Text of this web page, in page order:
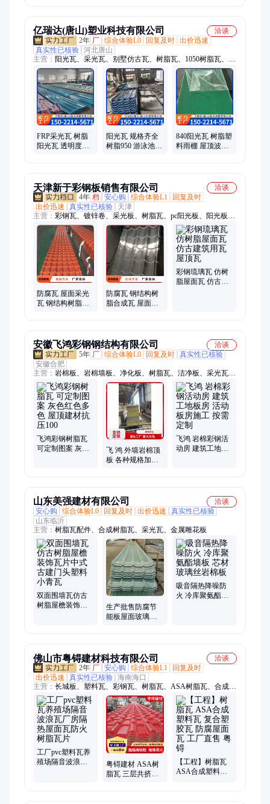
亿瑞达(唐山)塑业科技有限公司
洽谈
2年 厂 综合体验L0 回复及时 出价迅速
真实性已核验 河北唐山
主营： 阳光瓦、采光瓦、别墅仿古瓦、树脂瓦、1050树脂瓦、玻
璃钢透明瓦、屋顶车棚透明瓦、聚酯纤维阳光板、防腐瓦、FRP
采光板、水白色阳光板、一级阻燃采光板、可溶性采光带、采光
波纹板、760型角驰瓦、镀锌卷、采光卷、阻燃采光瓦、全透明
采光瓦、波浪板琉璃瓦、白色角驰瓦、蓝色阳光瓦、930瓦楞
板、FRP阳光板
FRP采光瓦 树脂
阳光瓦 透明度高
阳光瓦 规格齐全
树脂950 游泳池污
840阳光瓦 树脂塑
料雨棚 屋顶波浪
天津新于彩钢板销售有限公司
洽谈
4年 档 安心购 综合体验L1
回复及时
出价迅速
真实性已核验
天津
主营： 彩钢瓦、镀锌卷、采光板、树脂瓦、pc阳光板、阳光板
瓦、聚酯彩钢卷、氟碳彩钢卷、光伏立柱、高耐候彩钢卷、轨道
建筑钢结构、楼承板、镀锌CZ型钢、镀锌带钢、镀锌打包带、
免浇筑楼承板、镀铝锌卷、锌铝镁卷、锌铝镁带钢、镀锌几字型
钢、纳米彩钢板、马口铁、镀锡板、铝镁锰板、打包带、不锈钢
排水沟
防腐瓦 屋面采光
瓦 钢结构树脂合
防腐瓦 钢结构树
脂合成瓦 屋面采
彩钢琉璃瓦 仿树
脂屋面瓦 仿古建
安徽飞鸿彩钢钢结构有限公司
洽谈
5年 厂 综合体验L0 回复及时 真实性已核验
安徽合肥
主营： 岩棉板、岩棉墙板、净化板、树脂瓦、洁净板、采光瓦、
彩钢夹芯板、彩钢围挡、施工围挡、小草围挡、彩钢翻新施工、
彩钢瓦、活动板房、硅岩板、烘道板、铝镁锰板、岩棉顶板、道
路围挡、泡沫夹芯板、彩钢车棚、钢结构厂房、钢结构施工、彩
钢
飞鸿彩钢树脂瓦
可定制图案 灰色
飞 鸿 外墙岩棉顶
板 各种规格加工
飞鸿 岩棉彩钢活
动房 建筑工地板
山东美强建材有限公司
洽谈
安心购
综合体验L0 回复及时 出价迅速
真实性已核验
山东临沂
主营： 树脂瓦配件、合成树脂瓦、采光瓦、金属雕花板
双面围墙瓦仿古
树脂屋檐装饰瓦
生产批售防腐节
能板屋面玻璃钢
吸音隔热降噪防
火 冷库聚氨酯墙
佛山市粤锝建材科技有限公司
洽谈
2年 厂 安心购 综合体验L1
回复及时
出价迅速
真实性已核验 海南海口
主营： 长城板、塑料瓦、彩钢瓦、树脂瓦、ASA树脂瓦、合成树
脂瓦、铝隔热瓦、pvc瓦、pvc复合瓦、屋面瓦、长城铝瓦、采光
瓦、透明瓦、长城瓦、养殖场防腐瓦、pvc塑料瓦、屋顶瓦、仿
古瓦、中空瓦、pvc水槽、防腐塑料瓦、玻璃钢瓦、隔热铝瓦、
透明阳光板、耐力板
工厂pvc塑料瓦养
殖场隔音波浪瓦
粤锝建材 ASA树
脂瓦 三层共挤防
【工程】树脂瓦
ASA合成塑料瓦